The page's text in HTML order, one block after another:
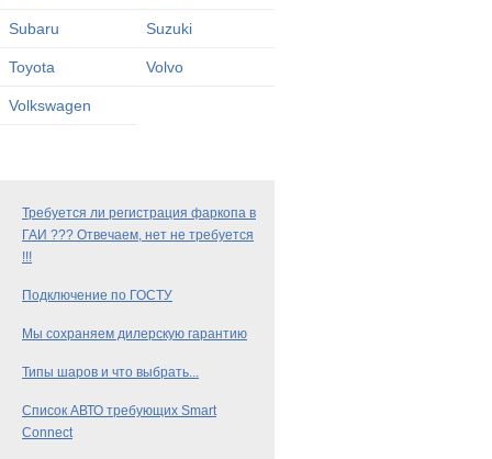
Subaru Suzuki
Toyota Volvo
Volkswagen
Требуется ли регистрация фаркопа в
ГАИ ??? Отвечаем, нет не требуется
!!!
Подключение по ГОСТУ
Мы сохраняем дилерскую гарантию
Типы шаров и что выбрать...
Список АВТО требующих Smart
Connect